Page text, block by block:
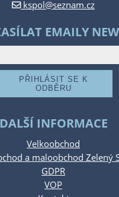
kspol@seznam.cz
EMAILY
DALŠÍ INFORMACE
Velkoobchod
a maloobchod Zelený
GDPR
VOP